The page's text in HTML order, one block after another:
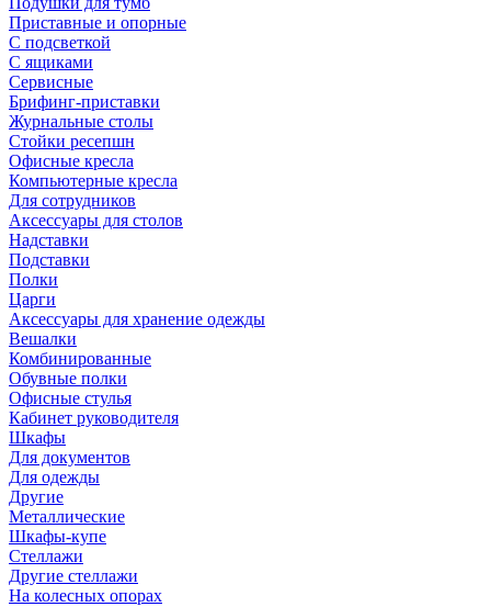
Приставные и опорные
С подсветкой
С ящиками
Сервисные
Брифинг-приставки
Журнальные столы
Стойки ресепшн
Офисные кресла
Компьютерные кресла
Для сотрудников
Аксессуары для столов
Надставки
Подставки
Полки
Царги
Аксессуары для хранение одежды
Вешалки
Комбинированные
Обувные полки
Офисные стулья
Кабинет руководителя
Шкафы
Для документов
Для одежды
Другие
Металлические
Шкафы-купе
Стеллажи
Другие стеллажи
На колесных опорах